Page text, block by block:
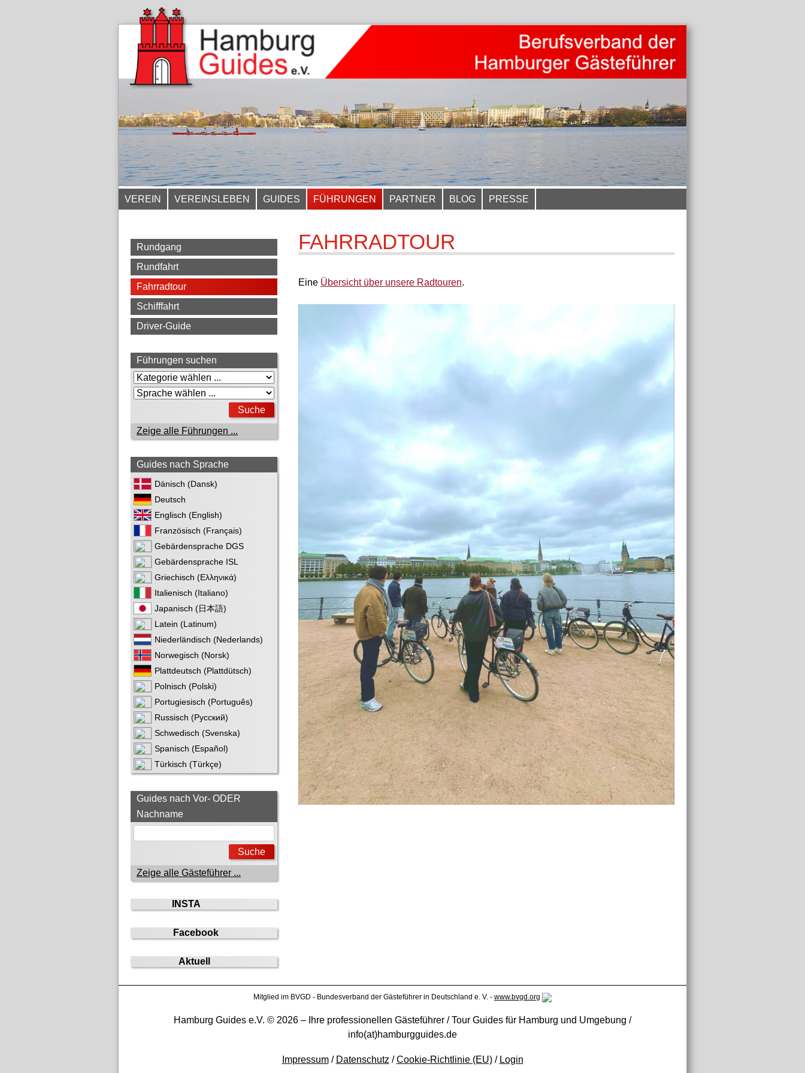
VEREIN VEREINSLEBEN GUIDES FÜHRUNGEN PARTNER BLOG PRESSE
FAHRRADTOUR
Eine Übersicht über unsere Radtouren.
Rundgang
Rundfahrt
Fahrradtour
Schifffahrt
Driver-Guide
Führungen suchen
Zeige alle Führungen ...
Guides nach Sprache
Dänisch (Dansk)
Deutsch
Englisch (English)
Französisch (Français)
Gebärdensprache DGS
Gebärdensprache ISL
Griechisch (Ελληνικά)
Italienisch (Italiano)
Japanisch (日本語)
Latein (Latinum)
Niederländisch (Nederlands)
Norwegisch (Norsk)
Plattdeutsch (Plattdütsch)
Polnisch (Polski)
Portugiesisch (Português)
Russisch (Русский)
Schwedisch (Svenska)
Spanisch (Español)
Türkisch (Türkçe)
Guides nach Vor- ODER
Nachname
Zeige alle Gästeführer ...
INSTA
Facebook
Aktuell
Mitglied im BVGD - Bundesverband der Gästeführer in Deutschland e. V. - www.bvgd.org
Hamburg Guides e.V. © 2026 – Ihre professionellen Gästeführer / Tour Guides für Hamburg und Umgebung /
info(at)hamburgguides.de
Impressum/ Datenschutz /Cookie-Richtlinie (EU)/ Login